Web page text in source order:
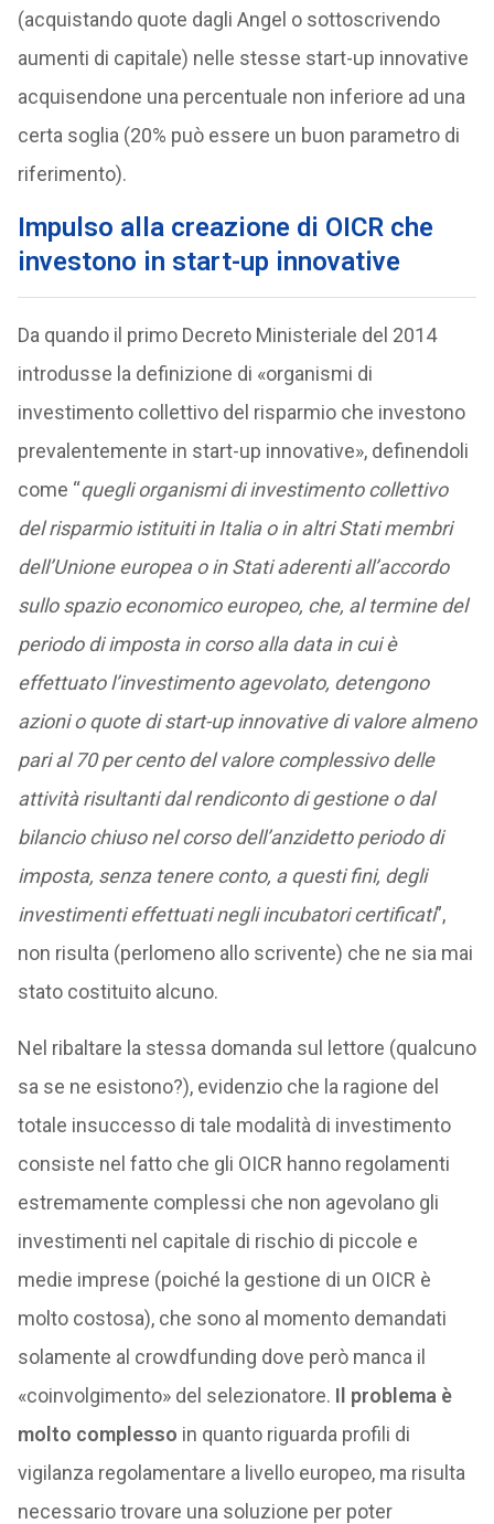
(acquistando quote dagli Angel o sottoscrivendo
aumenti di capitale) nelle stesse start-up innovative
acquisendone una percentuale non inferiore ad una
certa soglia (20% può essere un buon parametro di
riferimento).
Impulso alla creazione di OICR che
investono in start-up innovative
Da quando il primo Decreto Ministeriale del 2014
introdusse la definizione di «organismi di
investimento collettivo del risparmio che investono
prevalentemente in start-up innovative», definendoli
come “quegli organismi di investimento collettivo
del risparmio istituiti in Italia o in altri Stati membri
dell’Unione europea o in Stati aderenti all’accordo
sullo spazio economico europeo, che, al termine del
periodo di imposta in corso alla data in cui è
effettuato l’investimento agevolato, detengono
azioni o quote di start-up innovative di valore almeno
pari al 70 per cento del valore complessivo delle
attività risultanti dal rendiconto di gestione o dal
bilancio chiuso nel corso dell’anzidetto periodo di
imposta, senza tenere conto, a questi fini, degli
investimenti effettuati negli incubatori certificati”,
non risulta (perlomeno allo scrivente) che ne sia mai
stato costituito alcuno.
Nel ribaltare la stessa domanda sul lettore (qualcuno
sa se ne esistono?), evidenzio che la ragione del
totale insuccesso di tale modalità di investimento
consiste nel fatto che gli OICR hanno regolamenti
estremamente complessi che non agevolano gli
investimenti nel capitale di rischio di piccole e
medie imprese (poiché la gestione di un OICR è
molto costosa), che sono al momento demandati
solamente al crowdfunding dove però manca il
«coinvolgimento» del selezionatore. Il problema è
molto complesso in quanto riguarda profili di
vigilanza regolamentare a livello europeo, ma risulta
necessario trovare una soluzione per poter